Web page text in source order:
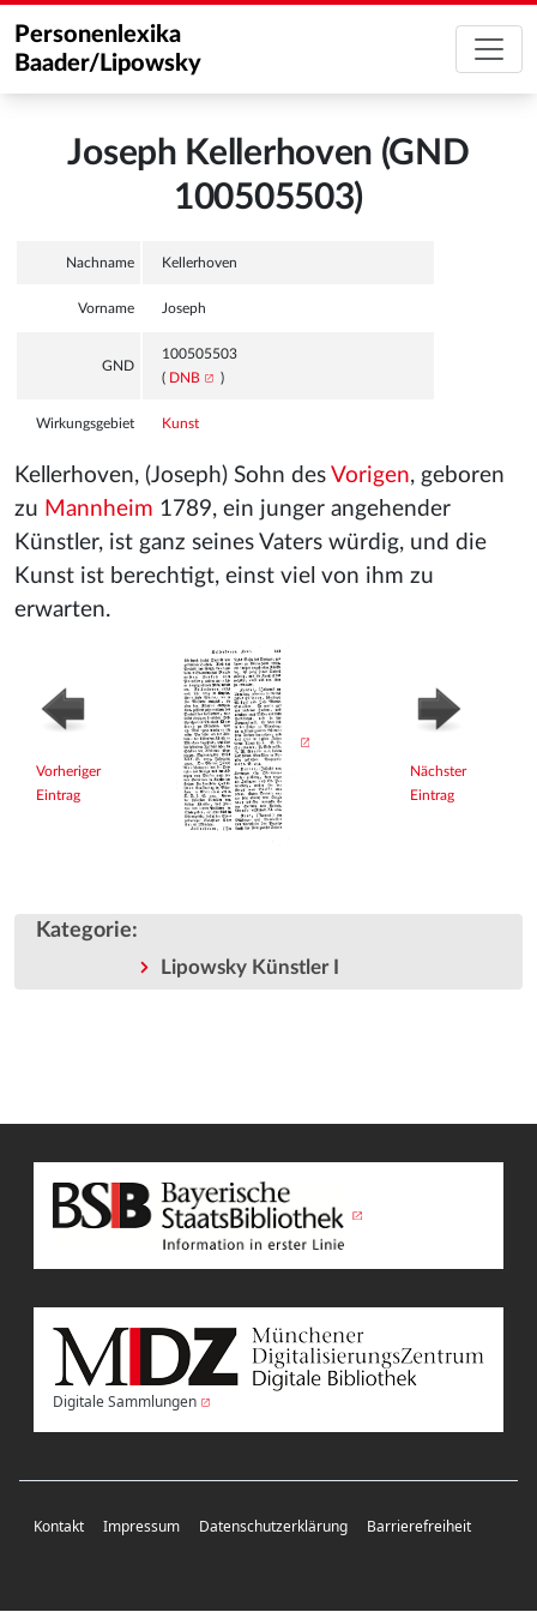
Personenlexika
Baader/Lipowsky
Joseph Kellerhoven (GND
100505503)
Nachname Kellerhoven
Vorname Joseph
GND
100505503
( DNB )
Wirkungsgebiet Kunst
Kellerhoven, (Joseph) Sohn des Vorigen, geboren
zu Mannheim 1789, ein junger angehender
Künstler, ist ganz seines Vaters würdig, und die
Kunst ist berechtigt, einst viel von ihm zu
erwarten.
Vorheriger
Eintrag
Nächster
Eintrag
Kategorie:
Lipowsky Künstler I
Digitale Sammlungen
Kontakt Impressum Datenschutzerklärung Barrierefreiheit